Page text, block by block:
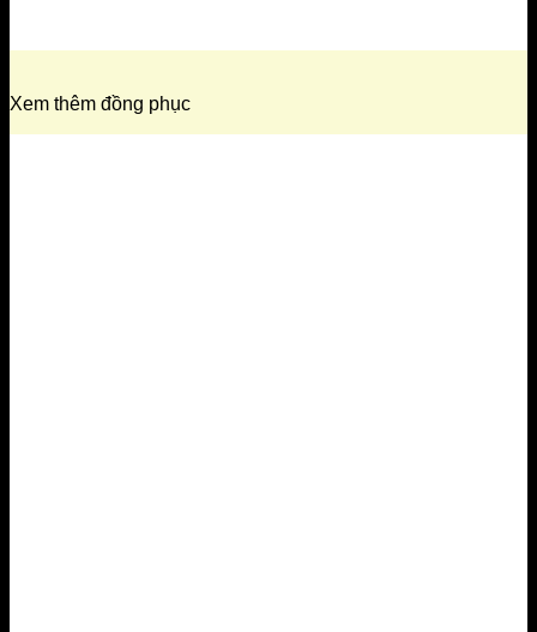
Xem thêm đồng phục